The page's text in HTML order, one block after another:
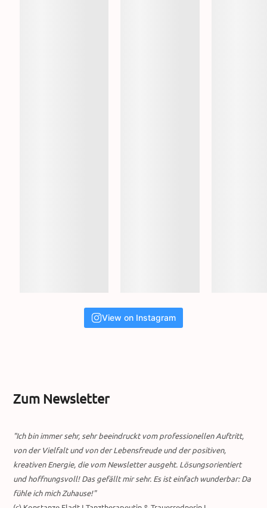
View on Instagram
Zum Newsletter
"Ich bin immer sehr, sehr beeindruckt vom professionellen Auftritt,
von der Vielfalt und von der Lebensfreude und der positiven,
kreativen Energie, die vom Newsletter ausgeht. Lösungsorientiert
und hoffnungsvoll! Das gefällt mir sehr. Es ist einfach wunderbar: Da
fühle ich mich Zuhause!"